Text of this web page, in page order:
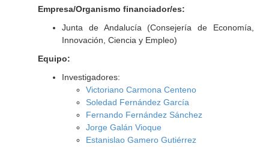
Empresa/Organismo financiador/es:
Junta de Andalucía (Consejería de Economía,
Innovación, Ciencia y Empleo)
Equipo:
Investigadores:
Victoriano Carmona Centeno
Soledad Fernández García
Fernando Fernández Sánchez
Jorge Galán Vioque
Estanislao Gamero Gutiérrez